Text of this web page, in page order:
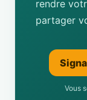
rendre
partager
Vous